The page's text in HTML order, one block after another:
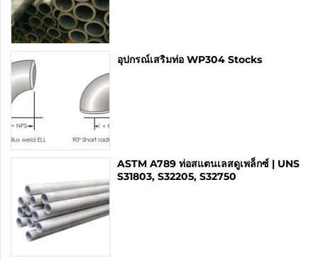
อุปกรณ์เสริมท่อ WP304 Stocks
ASTM A789 ท่อสแตนเลสดูเพล็กซ์ | UNS
S31803, S32205, S32750